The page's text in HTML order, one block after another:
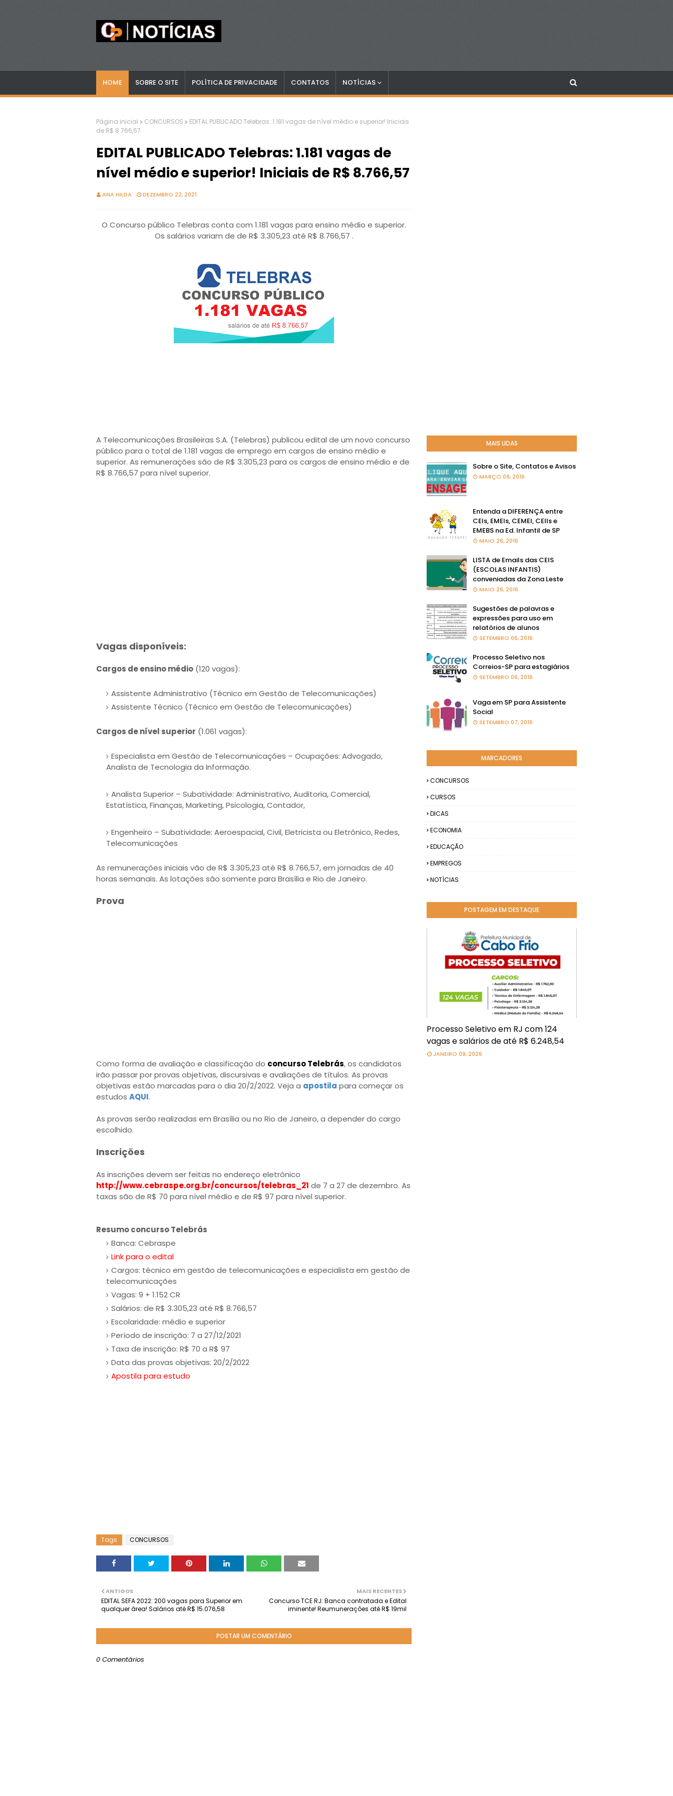
HOME SOBRE O SITE POLÍTICA DE PRIVACIDADE CONTATOS NOTÍCIAS
Página inicial CONCURSOS
EDITAL PUBLICADO Telebras: 1.181 vagas de nível médio e superior! Iniciais
de R$ 8.766,57
EDITAL PUBLICADO Telebras: 1.181 vagas de
nível médio e superior! Iniciais de R$ 8.766,57
ANA HILDA DEZEMBRO 22, 2021
O Concurso público Telebras conta com 1.181 vagas para ensino médio e superior.
Os salários variam de de R$ 3.305,23 até R$ 8.766,57 .
A Telecomunicações Brasileiras S.A. (Telebras) publicou edital de um novo concurso
público para o total de 1.181 vagas de emprego em cargos de ensino médio e
superior. As remunerações são de R$ 3.305,23 para os cargos de ensino médio e de
R$ 8.766,57 para nível superior.
Vagas disponíveis:
Cargos de ensino médio (120 vagas):
Assistente Administrativo (Técnico em Gestão de Telecomunicações)
Assistente Técnico (Técnico em Gestão de Telecomunicações)
Cargos de nível superior (1.061 vagas):
Especialista em Gestão de Telecomunicações – Ocupações: Advogado,
Analista de Tecnologia da Informação.
Analista Superior – Subatividade: Administrativo, Auditoria, Comercial,
Estatística, Finanças, Marketing, Psicologia, Contador,
Engenheiro – Subatividade: Aeroespacial, Civil, Eletricista ou Eletrônico, Redes,
Telecomunicações
As remunerações iniciais vão de R$ 3.305,23 até R$ 8.766,57, em jornadas de 40
horas semanais. As lotações são somente para Brasília e Rio de Janeiro.
Prova
Como forma de avaliação e classificação do concurso Telebrás, os candidatos
irão passar por provas objetivas, discursivas e avaliações de títulos. As provas
objetivas estão marcadas para o dia 20/2/2022. Veja a apostila para começar os
estudos AQUI.
As provas serão realizadas em Brasília ou no Rio de Janeiro, a depender do cargo
escolhido.
Inscrições
As inscrições devem ser feitas no endereço eletrônico
http://www.cebraspe.org.br/concursos/telebras_21 de 7 a 27 de dezembro. As
taxas são de R$ 70 para nível médio e de R$ 97 para nível superior.
Resumo concurso Telebrás
Banca: Cebraspe
Link para o edital
Cargos: técnico em gestão de telecomunicações e especialista em gestão de
telecomunicações
Vagas: 9 + 1.152 CR
Salários: de R$ 3.305,23 até R$ 8.766,57
Escolaridade: médio e superior
Período de inscrição: 7 a 27/12/2021
Taxa de inscrição: R$ 70 a R$ 97
Data das provas objetivas: 20/2/2022
Apostila para estudo
Tags CONCURSOS
MAIS RECENTES
Concurso TCE RJ: Banca contratada e Edital
iminente! Reumunerações até R$ 19mil
ANTIGOS
EDITAL SEFA 2022: 200 vagas para Superior em
qualquer área! Salários até R$ 15.076,58
POSTAR UM COMENTÁRIO
0 Comentários
MAIS LIDAS
Sobre o Site, Contatos e Avisos
MARÇO 09, 2016
Entenda a DIFERENÇA entre
CEIs, EMEIs, CEMEI, CEIIs e
EMEBS na Ed. Infantil de SP
MAIO 26, 2016
LISTA de Emails das CEIS
(ESCOLAS INFANTIS)
conveniadas da Zona Leste
MAIO 26, 2016
Sugestões de palavras e
expressões para uso em
relatórios de alunos
SETEMBRO 06, 2016
Processo Seletivo nos
Correios-SP para estagiários
SETEMBRO 06, 2016
Vaga em SP para Assistente
Social
SETEMBRO 07, 2016
MARCADORES
CONCURSOS
CURSOS
DICAS
ECONOMIA
EDUCAÇÃO
EMPREGOS
NOTÍCIAS
POSTAGEM EM DESTAQUE
Processo Seletivo em RJ com 124
vagas e salários de até R$ 6.248,54
JANEIRO 09, 2026